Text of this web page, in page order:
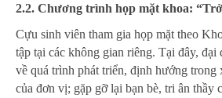
2.2. Chương trình họp mặt khoa:
Cựu sinh viên tham gia họp mặt theo
tập tại các không gian riêng. Tại đây, đại
về quá trình phát triển, định hướng trong
của đơn vị; gặp gỡ lại bạn bè, tri ân thầy